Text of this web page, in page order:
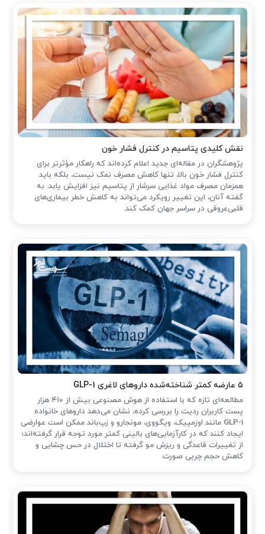
نقش کلیدی پتاسیم در کنترل فشار خون
پژوهشگران در مقاله‌ای جدید اعلام کرده‌اند که راهکار مؤثرتر برای
کنترل فشار خون بالا، تنها کاهش مصرف نمک نیست، بلکه باید
همزمان مصرف مواد غذایی سرشار از پتاسیم نیز افزایش یابد. به
گفته آنان، این تغییر رویکرد می‌تواند به کاهش خطر بیماری‌های
قلبی‌عروقی در سراسر جهان کمک کند.
۵ عارضه کمتر شناخته‌شده داروهای لاغری GLP-1
مطالعه‌ای تازه که با استفاده از هوش مصنوعی بیش از ۴۱۰ هزار
پست کاربران ردیت را بررسی کرده، نشان می‌دهد داروهای خانواده
GLP-1 مانند اوزمپیک، ویگووی، مونجارو و زپ‌باند ممکن است عوارضی
ایجاد کنند که در کارآزمایی‌های بالینی کمتر مورد توجه قرار گرفته‌اند؛
از تغییرات قاعدگی و ریزش مو گرفته تا اختلال در حس چشایی و
کاهش حجم چربی صورت.